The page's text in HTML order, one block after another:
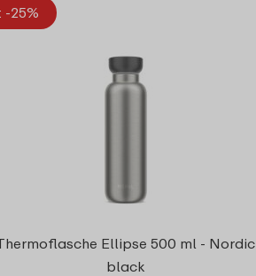
25%
Ellipse 500 ml - Nordic
black